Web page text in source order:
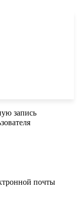
запись
почты